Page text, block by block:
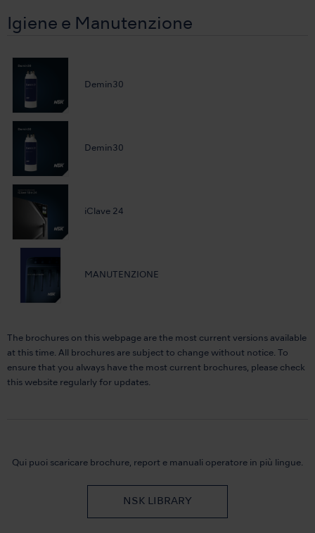
Igiene e Manutenzione
Demin30
Demin30
iClave 24
MANUTENZIONE
The brochures on this webpage are the most current versions available
at this time. All brochures are subject to change without notice. To
ensure that you always have the most current brochures, please check
this website regularly for updates.
Qui puoi scaricare brochure, report e manuali operatore in più lingue.
NSK LIBRARY